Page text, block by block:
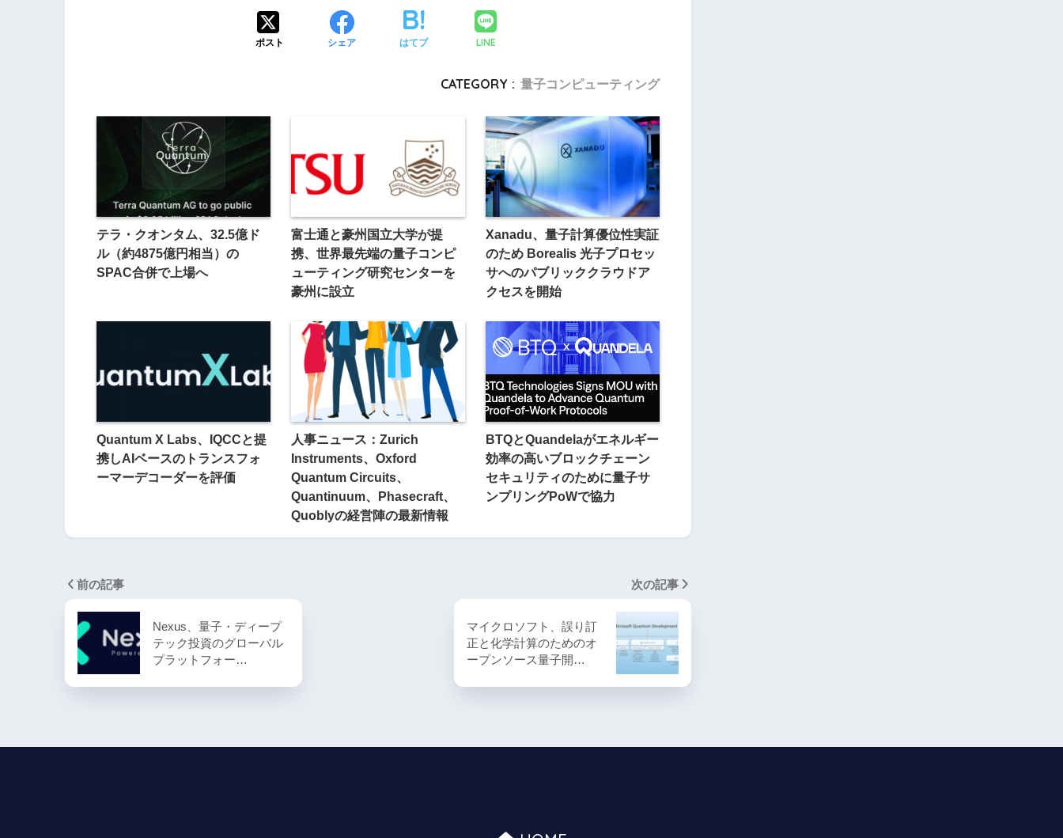
ポスト シェア はてブ LINE
CATEGORY : 量子コンピューティング
テラ・クオンタム、32.5億ド
ル（約4875億円相当）の
SPAC合併で上場へ
富士通と豪州国立大学が提
携、世界最先端の量子コンピ
ューティング研究センターを
豪州に設立
Xanadu、量子計算優位性実証
のため Borealis 光子プロセッ
サへのパブリッククラウドア
クセスを開始
Quantum X Labs、IQCCと提
携しAIベースのトランスフォ
ーマーデコーダーを評価
人事ニュース：Zurich
Instruments、Oxford
Quantum Circuits、
Quantinuum、Phasecraft、
Quoblyの経営陣の最新情報
BTQとQuandelaがエネルギー
効率の高いブロックチェーン
セキュリティのために量子サ
ンプリングPoWで協力
前の記事
Nexus、量子・ディープ
テック投資のグローバル
プラットフォー…
次の記事
マイクロソフト、誤り訂
正と化学計算のためのオ
ープンソース量子開…